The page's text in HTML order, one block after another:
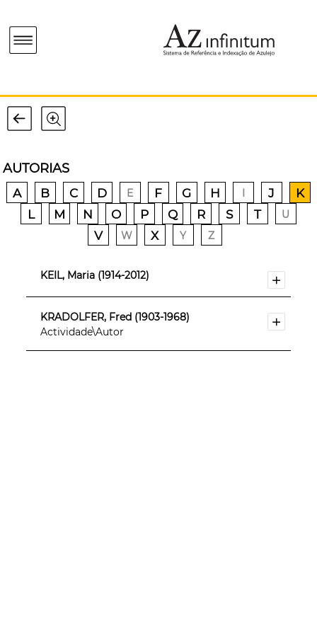
AUTORIAS
A B C D E F G H I J
K
L
M N O P Q R S T U
V W X Y Z
KEIL, Maria (1914-2012)
KRADOLFER, Fred (1903-1968)
Actividade\Autor